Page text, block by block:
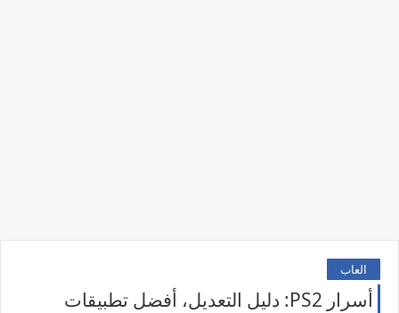
العاب
أسرار PS2: دليل التعديل، أفضل تطبيقات